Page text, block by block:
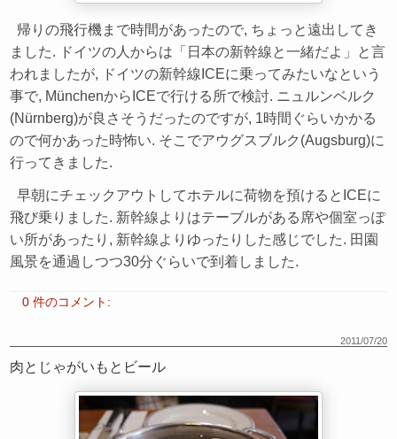
帰りの飛行機まで時間があったので, ちょっと遠出してき
ました. ドイツの人からは「日本の新幹線と一緒だよ」と言
われましたが, ドイツの新幹線ICEに乗ってみたいなという
事で, MünchenからICEで行ける所で検討. ニュルンベルク
(Nürnberg)が良さそうだったのですが, 1時間ぐらいかかる
ので何かあった時怖い. そこでアウグスブルク(Augsburg)に
行ってきました.
早朝にチェックアウトしてホテルに荷物を預けるとICEに
飛び乗りました. 新幹線よりはテーブルがある席や個室っぽ
い所があったり, 新幹線よりゆったりした感じでした. 田園
風景を通過しつつ30分ぐらいで到着しました.
0 件のコメント:
2011/07/20
肉とじゃがいもとビール